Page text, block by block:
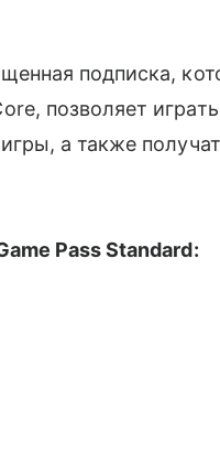
подписка,
позволяет
а также
Pass Standard: